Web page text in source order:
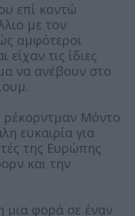
επί κοντώ
με τον
αμφότεροι
τις ίδιες
να ανέβουν στο
ρέκορντμαν Μόντο
ευκαιρία για
της Ευρώπης
και την
μια φορά σε έναν